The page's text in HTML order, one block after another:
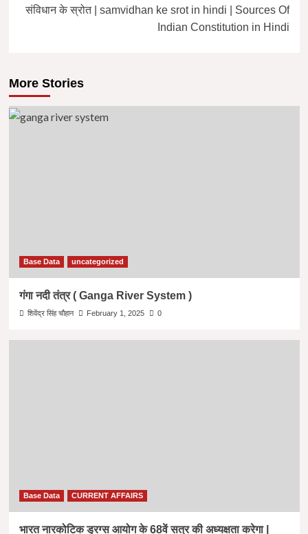
संविधान के स्रोत | samvidhan ke srot in hindi | Sources Of
Indian Constitution in Hindi
More Stories
Base Data uncategorized
गंगा नदी तंत्र ( Ganga River System )
शिवेंद्र सिंह चौहान February 1, 2025 0
Base Data CURRENT AFFAIRS
भारत नारकोटिक ड्रग्स आयोग के 68वें सत्र की अध्यक्षता करेगा |